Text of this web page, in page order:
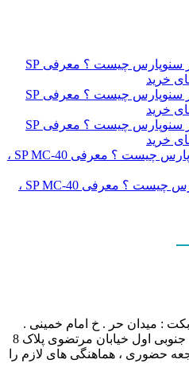
مینی لودر سنوپارس چیست ؟ معرفی SP
مینی لودر سنوپارس چیست ؟ معرفی SP
مینی لودر سنوپارس چیست ؟ معرفی SP
مینی لودر سنوپارس چیست ؟ معرفی SP MC-40 ،
مینی لودر سنوپارس چیست ؟ معرفی SP MC-40 ،
: میدان حر . خ امام خمینی .
خیابان کمالی . خیابان اسکندری جنوبی اول خیابان مرتضوی پلاک 8
حضوری ، هماهنگی های لازم را